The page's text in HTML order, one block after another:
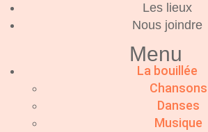
Les lieux
Nous joindre
Menu
La bouillée
Chansons
Danses
Musique